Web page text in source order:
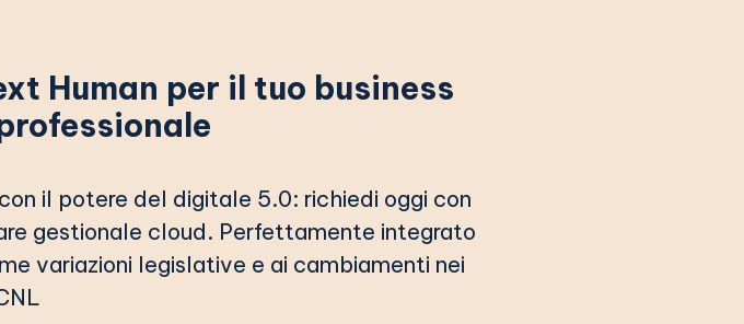
Human per il tuo business
il potere del digitale 5.0: richiedi oggi con
gestionale cloud. Perfettamente integrato
variazioni legislative e ai cambiamenti nei